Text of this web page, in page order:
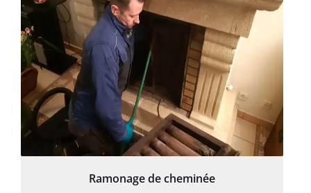
Ramonage de cheminée